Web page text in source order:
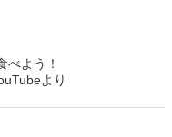
べよう！
より